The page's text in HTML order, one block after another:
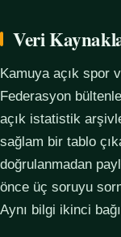
Veri
Kamuya açık spor
Federasyon
açık istatistik
sağlam bir tablo
doğrulanmadan
önce üç soruyu
Aynı bilgi ikinci